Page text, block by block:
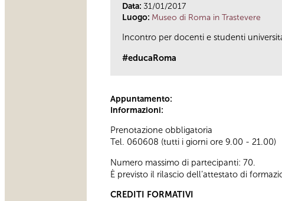
Data: 31/01/2017
Luogo: Museo di Roma in Trastevere
Incontro per docenti e studenti
#educaRoma
Appuntamento:
Informazioni:
Prenotazione obbligatoria
Tel. 060608 (tutti i giorni ore 9.00 - 21.00)
Numero massimo di partecipanti: 70.
È previsto il rilascio dell’attestato di
CREDITI FORMATIVI